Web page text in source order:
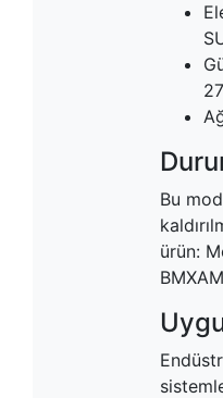
Bu
ürün: